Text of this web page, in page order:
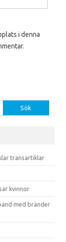
i denna
transartiklar
kvinnor
med bränder